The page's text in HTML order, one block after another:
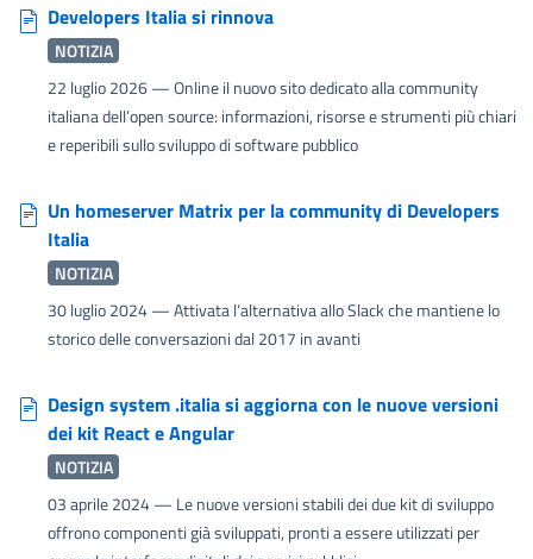
Developers Italia si rinnova
NOTIZIA
22 luglio 2026— Online il nuovo sito dedicato alla community
italiana dell’open source: informazioni, risorse e strumenti più chiari
e reperibili sullo sviluppo di software pubblico
Un homeserver Matrix per la community di Developers
Italia
NOTIZIA
30 luglio 2024— Attivata l‘alternativa allo Slack che mantiene lo
storico delle conversazioni dal 2017 in avanti
Design system .italia si aggiorna con le nuove versioni
dei kit React e Angular
NOTIZIA
03 aprile 2024— Le nuove versioni stabili dei due kit di sviluppo
offrono componenti già sviluppati, pronti a essere utilizzati per